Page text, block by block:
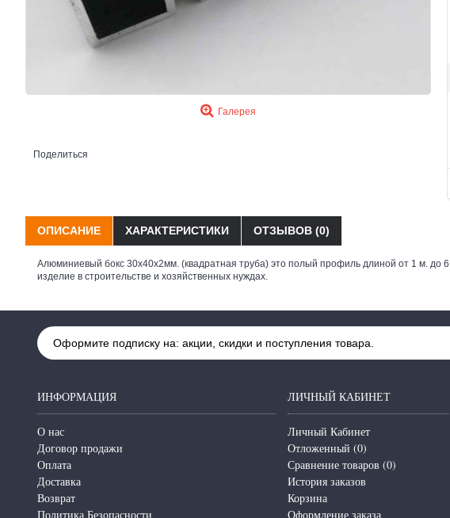
Галерея
Поделиться
ОПИСАНИЕ ХАРАКТЕРИСТИКИ ОТЗЫВОВ (0)
Алюминиевый бокс 30х40х2мм. (квадратная труба) это полый профиль длиной от 1 м.
изделие в строительстве и хозяйственных нуждах.
Оформите подписку на: акции, скидки и поступления товара.
ИНФОРМАЦИЯ
О нас
Договор продажи
Оплата
Доставка
Возврат
Политика Безопасности
ЛИЧНЫЙ КАБИНЕТ
Личный Кабинет
Отложенный (0)
Сравнение товаров (0)
История заказов
Корзина
Оформление заказа